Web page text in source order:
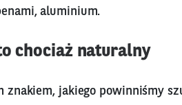
aluminium.
chociaż naturalny
jakiego powinniśmy